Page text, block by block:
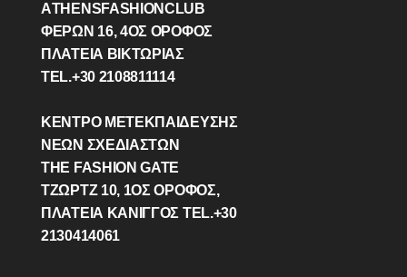
ΑTHENSFASHIONCLUB
ΦΕΡΏΝ 16, 4ΟΣ ΟΡΟΦΟΣ
ΠΛΑΤΕΙΑ ΒΙΚΤΩΡΊΑΣ
TEL.+30 2108811114
ΚΕΝΤΡΟ ΜΕΤΕΚΠΑΙΔΕΥΣΗΣ
ΝΕΩΝ ΣΧΕΔΙΑΣΤΩΝ
THE FASHION GATE
ΤΖΩΡΤΖ 10, 1ΟΣ ΌΡΟΦΟΣ,
ΠΛΑΤΕΙΑ ΚΑΝΙΓΓΟΣ TEL.+30
2130414061